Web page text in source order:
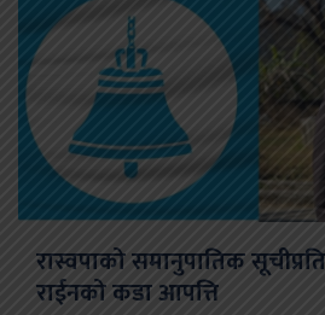
रास्वपाको समानुपातिक
राईनको कडा आपत्ति